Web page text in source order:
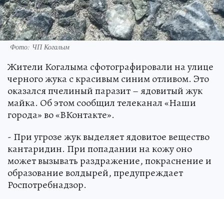
Фото: ЧП Когалым
Жители Когалыма сфотографировали на улице
черного жука с красивым синим отливом. Это
оказался пчелиный паразит – ядовитый жук
майка. Об этом сообщил телеканал «Наши
города» во «ВКонтакте».
- При угрозе жук выделяет ядовитое вещество
кантаридин. При попадании на кожу оно
может вызывать раздражение, покраснение и
образование волдырей, предупреждает
Роспотребнадзор.